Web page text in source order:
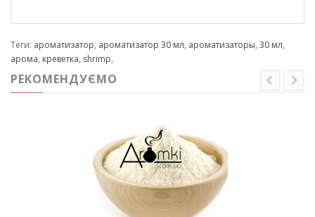
Теги: ароматизатор, ароматизатор 30 мл, ароматизаторы, 30 мл,
арома, креветка, shrimp,
РЕКОМЕНДУЄМО